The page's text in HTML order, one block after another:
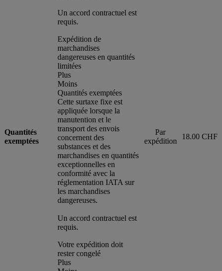
Un accord contractuel est
requis.
Quantités
exemptées
Expédition de
marchandises
dangereuses en quantités
limitées
Plus
Moins
Quantités exemptées
Cette surtaxe fixe est
appliquée lorsque la
manutention et le
transport des envois
concernent des
substances et des
marchandises en quantités
exceptionnelles en
conformité avec la
réglementation IATA sur
les marchandises
dangereuses.
Un accord contractuel est
requis.
Par
expédition
18.00 CHF
Votre expédition doit
rester congelé
Plus